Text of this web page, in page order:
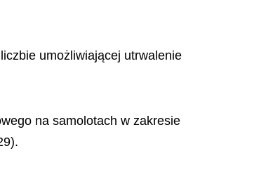
umożliwiającej utrwalenie
na samolotach w zakresie